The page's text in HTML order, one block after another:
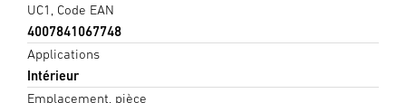
UC1, Code EAN
4007841067748
Applications
Intérieur
Emplacement, pièce